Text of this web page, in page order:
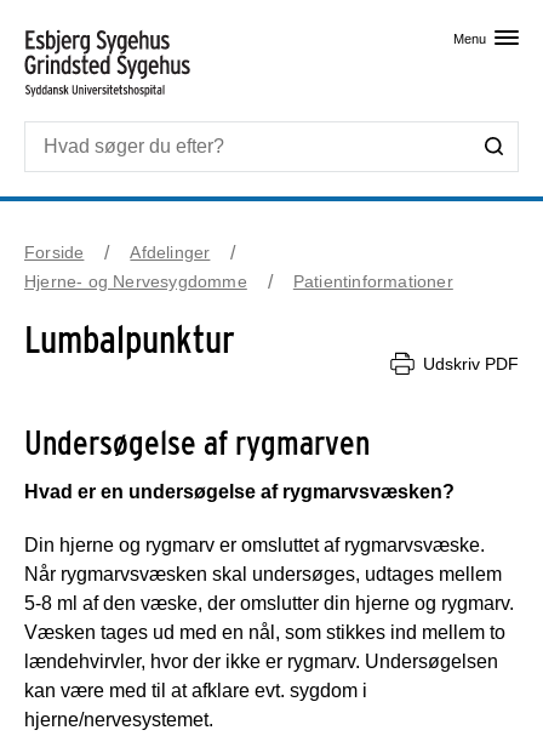
Menu
Forside
Afdelinger
Hjerne- og Nervesygdomme
Patientinformationer
Lumbalpunktur
Udskriv PDF
Undersøgelse af rygmarven
Hvad er en undersøgelse af rygmarvsvæsken?
Din hjerne og rygmarv er omsluttet af rygmarvsvæske.
Når rygmarvsvæsken skal undersøges, udtages mellem
5-8 ml af den væske, der omslutter din hjerne og rygmarv.
Væsken tages ud med en nål, som stikkes ind mellem to
lændehvirvler, hvor der ikke er rygmarv. Undersøgelsen
kan være med til at afklare evt. sygdom i
hjerne/nervesystemet.